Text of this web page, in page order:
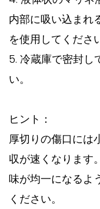
内部に吸い込まれ
を使用してくださ
5. 冷蔵庫で密封し
い。
ヒント：
厚切りの傷口には
収が速くなります。
味が均一になるよ
ください。